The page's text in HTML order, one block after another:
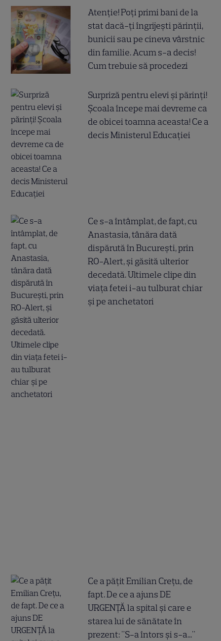
Atenție! Poți primi bani de la
stat dacă-ți îngrijești părinții,
bunicii sau pe cineva vârstnic
din familie. Acum s-a decis!
Cum trebuie să procedezi
Surpriză pentru elevi și părinți!
Școala începe mai devreme ca
de obicei toamna aceasta! Ce a
decis Ministerul Educației
Ce s-a întâmplat, de fapt, cu
Anastasia, tânăra dată
dispărută în București, prin
RO-Alert, și găsită ulterior
decedată. Ultimele clipe din
viața fetei i-au tulburat chiar
și pe anchetatori
Ce a pățit Emilian Crețu, de
fapt. De ce a ajuns DE
URGENȚĂ la spital și care e
starea lui de sănătate în
prezent: "S-a întors și s-a..."